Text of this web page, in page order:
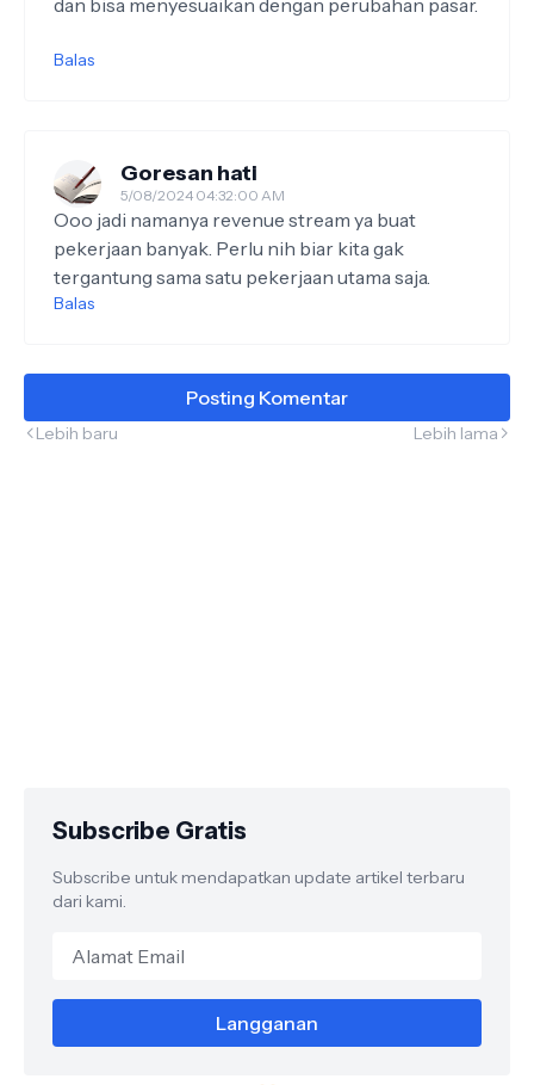
dan bisa menyesuaikan dengan perubahan pasar.
Balas
Goresan hati
5/08/2024 04:32:00 AM
Ooo jadi namanya revenue stream ya buat
pekerjaan banyak. Perlu nih biar kita gak
tergantung sama satu pekerjaan utama saja.
Balas
Posting Komentar
Lebih baru Lebih lama
Subscribe Gratis
Subscribe untuk mendapatkan update artikel terbaru
dari kami.